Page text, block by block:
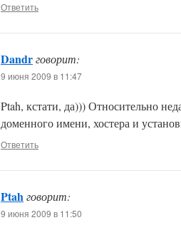
Ответить
Dandrговорит:
9 июня 2009 в 11:47
Ptah, кстати, да))) Относительно
доменного имени, хостера и
Ответить
Ptahговорит:
9 июня 2009 в 11:50